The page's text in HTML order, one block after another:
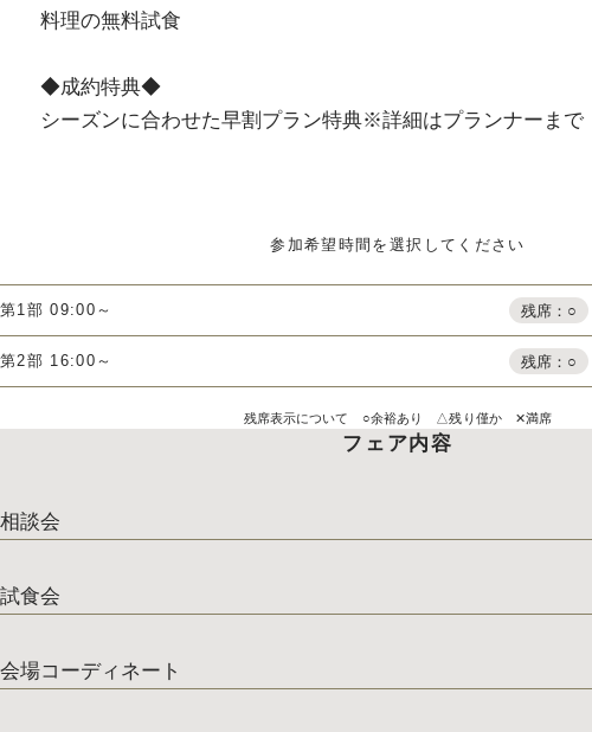
料理の無料試食
◆成約特典◆
シーズンに合わせた早割プラン特典※詳細はプランナーまで
参加希望時間を選択してください
第1部 09:00～ 残席：○
第2部 16:00～ 残席：○
残席表示について ○余裕あり △残り僅か ✕満席
フェア内容
相談会
試食会
会場コーディネート